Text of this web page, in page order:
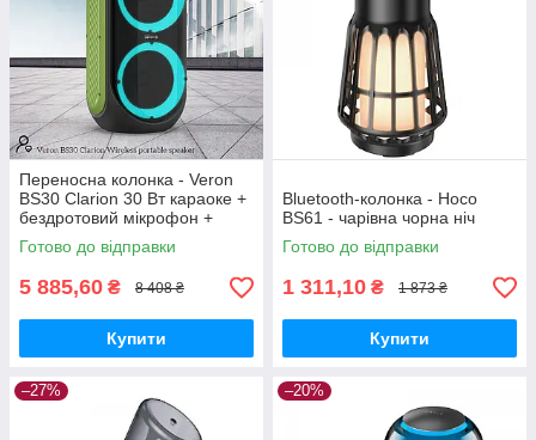
Переносна колонка - Veron
BS30 Clarion 30 Вт караоке +
бездротовий мікрофон +
пульт дистанційного
керування
Готово до відправки
5 885,60 ₴ 8 408 ₴
Купити
Bluetooth-колонка - Hoco
BS61 - чарівна чорна ніч
Готово до відправки
1 311,10 ₴ 1 873 ₴
Купити
–27% –20%